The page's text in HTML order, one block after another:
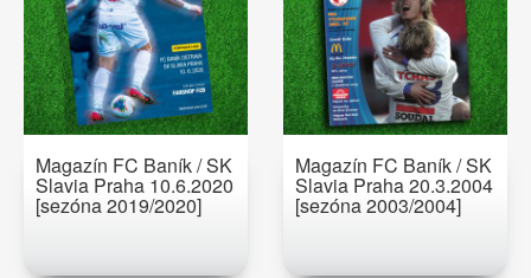
Magazín FC Baník / SK
Slavia Praha 10.6.2020
[sezóna 2019/2020]
Magazín FC Baník / SK
Slavia Praha 20.3.2004
[sezóna 2003/2004]